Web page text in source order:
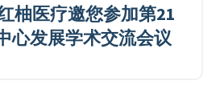
柚医疗邀您参加第21
心发展学术交流会议